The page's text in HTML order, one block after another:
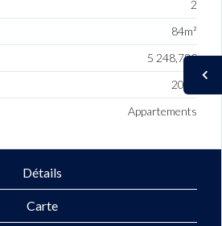
2
84m²
5 248,78€
2026
Appartements
Détails
Carte